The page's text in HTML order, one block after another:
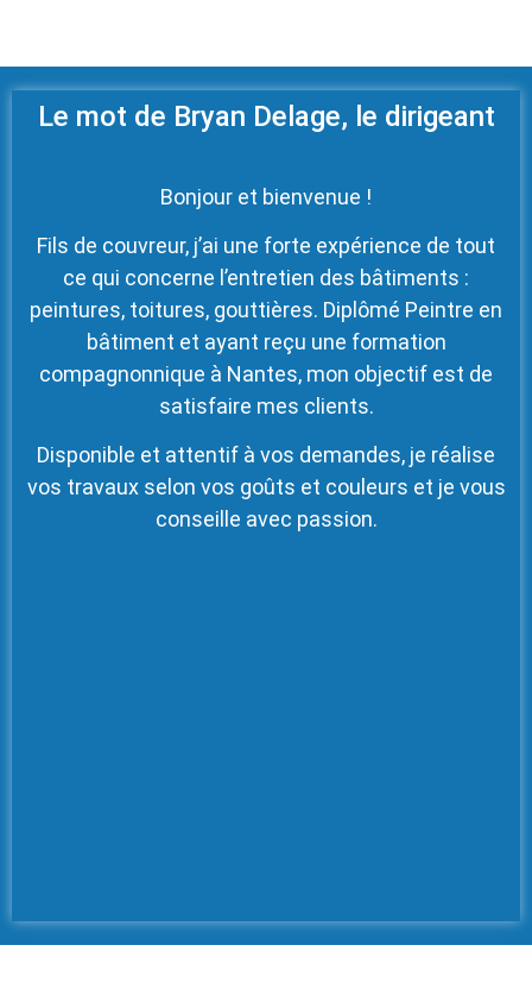
Le mot de Bryan Delage, le dirigeant
Bonjour et bienvenue !
Fils de couvreur, j’ai une forte expérience de tout
ce qui concerne l’entretien des bâtiments :
peintures, toitures, gouttières. Diplômé Peintre en
bâtiment et ayant reçu une formation
compagnonnique à Nantes, mon objectif est de
satisfaire mes clients.
Disponible et attentif à vos demandes, je réalise
vos travaux selon vos goûts et couleurs et je vous
conseille avec passion.